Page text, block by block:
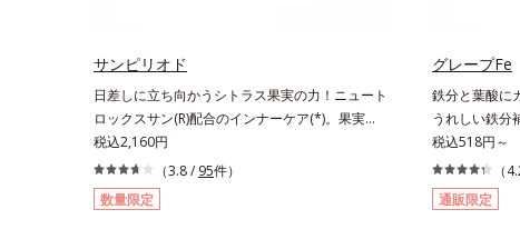
サンピリオド
日差しに立ち向かうシトラス果実の力！ニュート
ロックスサン(R)配合のインナーケア(*)。果実の
力で日差しに立ち向かうインナーケア(*)です。
強い紫外線が降り注ぐ南スペイン産のシトラスと
ローズマリーから抽出した話題の成分、「ニュー
トロックスサン(R)」を配合。10年以上の研究を
税込2,160円
（3.8 / 95件）
数量限定
グレープFe
鉄分と葉酸に
うれしい鉄分
約2.1束分(*)
を配合した、
女性特有の周
を凝縮し、さ
税込518円～
（
通販限定